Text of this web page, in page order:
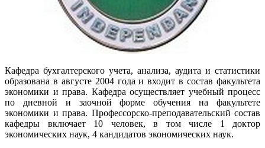
Кафедра бухгалтерского учета, анализа, аудита и статистики
образована в августе 2004 года и входит в состав факультета
экономики и права. Кафедра осуществляет учебный процесс
по дневной и заочной форме обучения на факультете
экономики и права. Профессорско-преподавательский состав
кафедры включает 10 человек, в том числе 1 доктор
экономических наук, 4 кандидатов экономических наук.